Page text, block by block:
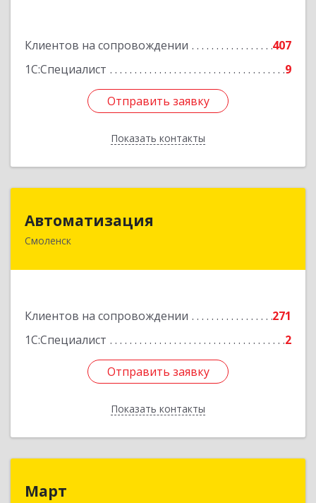
Клиентов на сопровождении
407
1С:Специалист
9
Отправить заявку
Показать контакты
Отправить заявку
Назад
Автоматизация
Смоленск
Клиентов на сопровождении
271
1С:Специалист
2
Отправить заявку
Показать контакты
214019, Смоленская обл, Смоленск г, Марии
Отправить заявку
Назад
Март